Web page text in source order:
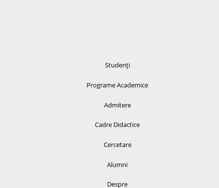
Studenți
Programe Academice
Admitere
Cadre Didactice
Cercetare
Alumni
Despre